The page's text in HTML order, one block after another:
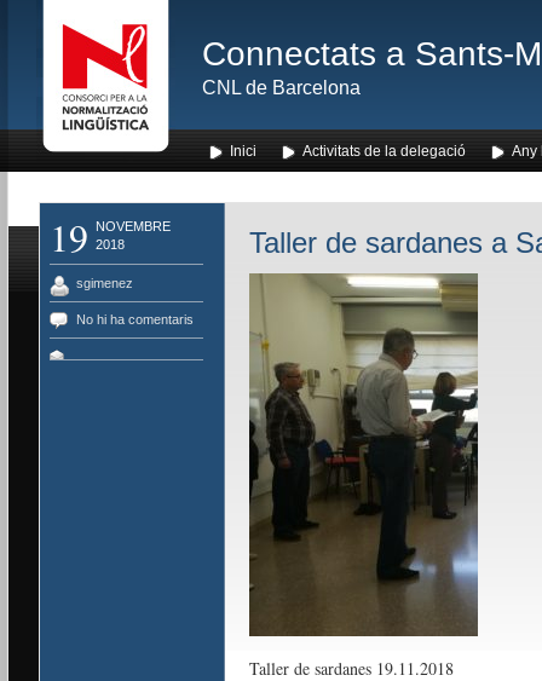
Connectats a Sants-
CNL de Barcelona
Inici Activitats de la delegació Any
19
NOVEMBRE
2018
sgimenez
No hi ha comentaris
Taller de sardanes a
Taller de sardanes 19.11.2018